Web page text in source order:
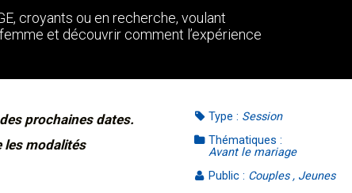
croyants ou en recherche, voulant
et découvrir comment l’expérience
prochaines dates.
les modalités
Type : Session
Thématiques :
Avant le mariage
Public : Couples , Jeunes